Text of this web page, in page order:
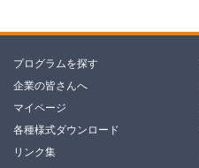
プログラムを探す
企業の皆さんへ
マイページ
各種様式ダウンロード
リンク集